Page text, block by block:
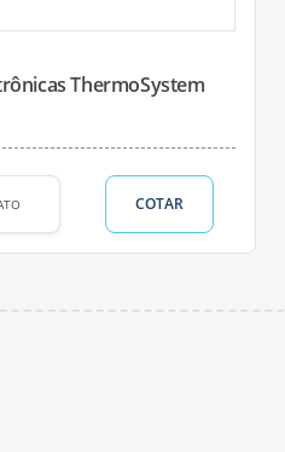
ThermoSystem
COTAR